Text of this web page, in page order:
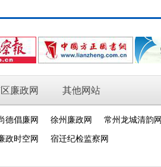
廉政网 其他网站
德倡廉网 徐州廉政网 常州龙城清韵网
政时空网 宿迁纪检监察网